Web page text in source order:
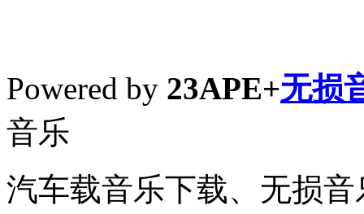
Powered by 23APE+无损
音乐
汽车载音乐下载、无损